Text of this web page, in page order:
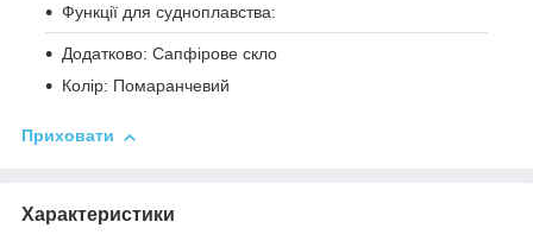
Функції для судноплавства:
Додатково: Сапфірове скло
Колір: Помаранчевий
Приховати
Характеристики